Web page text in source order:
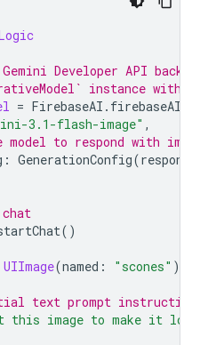
Developer API backend
instance with a
= FirebaseAI . firebaseAI
3.1-flash-image" ,
to respond with
: GenerationConfig(
()
UIImage(named : "scones" )
text prompt instructing
this image to make it look